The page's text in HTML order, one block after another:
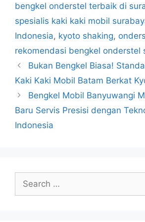
bengkel onderstel terbaik di
spesialis kaki kaki mobil
Indonesia, kyoto shaking,
rekomendasi bengkel onderstel
Bukan Bengkel Biasa!
Kaki Kaki Mobil Batam Berkat
Bengkel Mobil Banyuwangi
Baru Servis Presisi dengan
Indonesia